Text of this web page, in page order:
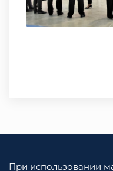
При использовании